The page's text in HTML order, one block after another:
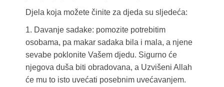
Djela koja možete činite za djeda su sljedeća:
1. Davanje sadake: pomozite potrebitim
osobama, pa makar sadaka bila i mala, a njene
sevabe poklonite Vašem djedu. Sigurno će
njegova duša biti obradovana, a Uzvišeni Allah
će mu to isto uvećati posebnim uvećavanjem.